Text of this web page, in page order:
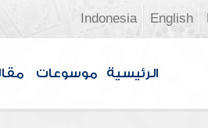
English
Indonesia
الرئيسية موسوعات